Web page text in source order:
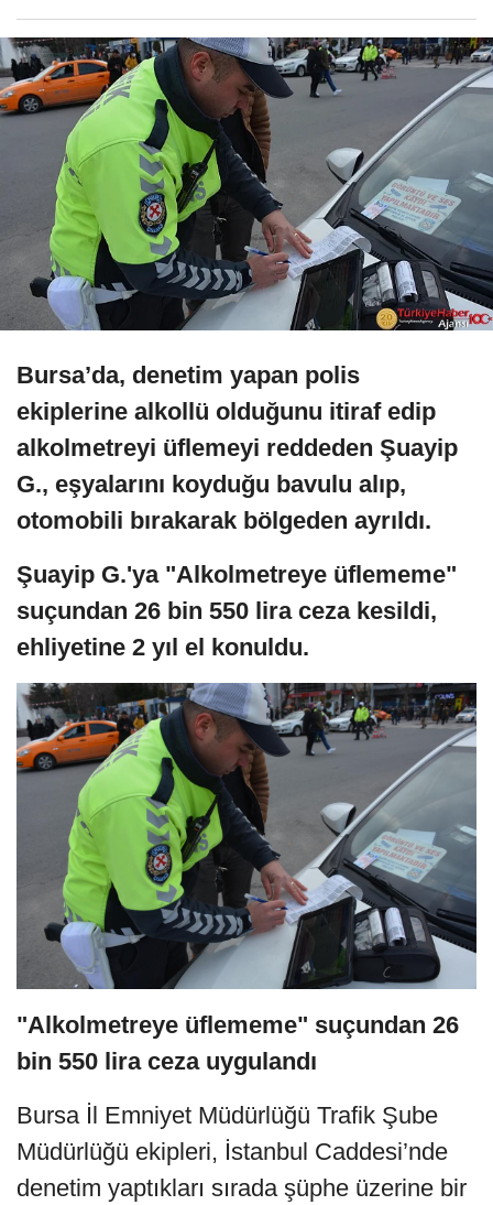
Bursa’da, denetim yapan polis
ekiplerine alkollü olduğunu itiraf edip
alkolmetreyi üflemeyi reddeden Şuayip
G., eşyalarını koyduğu bavulu alıp,
otomobili bırakarak bölgeden ayrıldı.
Şuayip G.'ya "Alkolmetreye üflememe"
suçundan 26 bin 550 lira ceza kesildi,
ehliyetine 2 yıl el konuldu.
"Alkolmetreye üflememe" suçundan 26
bin 550 lira ceza uygulandı
Bursa İl Emniyet Müdürlüğü Trafik Şube
Müdürlüğü ekipleri, İstanbul Caddesi’nde
denetim yaptıkları sırada şüphe üzerine bir